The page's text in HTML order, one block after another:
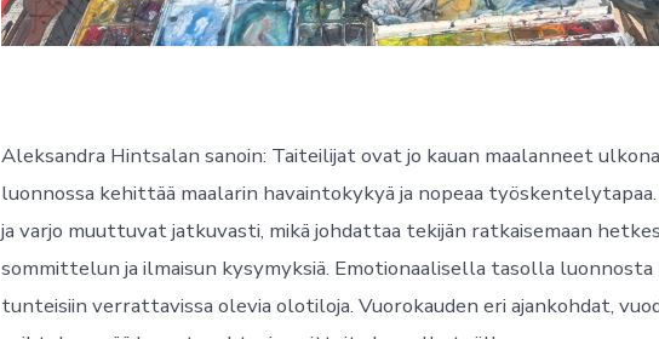
Aleksandra Hintsalan sanoin: Taiteilijat ovat jo kauan maalanneet
luonnossa kehittää maalarin havaintokykyä ja nopeaa
ja varjo muuttuvat jatkuvasti, mikä johdattaa tekijän ratkaisemaan
sommittelun ja ilmaisun kysymyksiä. Emotionaalisella tasolla
tunteisiin verrattavissa olevia olotiloja. Vuorokauden eri ajankohdat,